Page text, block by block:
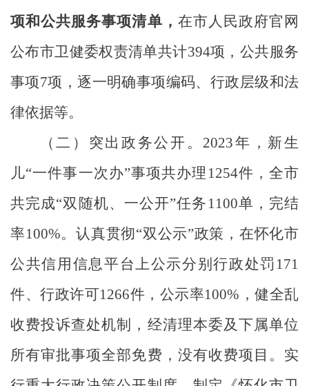
项和公共服务事项清单， 在市人民政府官网
公布市卫健委权责清单共计394项，公共服务
事项7项，逐一明确事项编码、行政层级和法
律依据等。
（二）突出政务公开。 2023年 ，新生
儿“一件事一次办”事项共办理 1254件， 全市
共完成“双随机、一公开”任务 1100单，完结
率100%。认真贯彻“双公示”政策，在怀化市
公共信用信息平台上公示分别行政处罚 171
件、行政许可1266件，公示率100% ， 健全乱
收费投诉查处机制，经清理本委及下属单位
所有审批事项全部免费，没有收费项目。实